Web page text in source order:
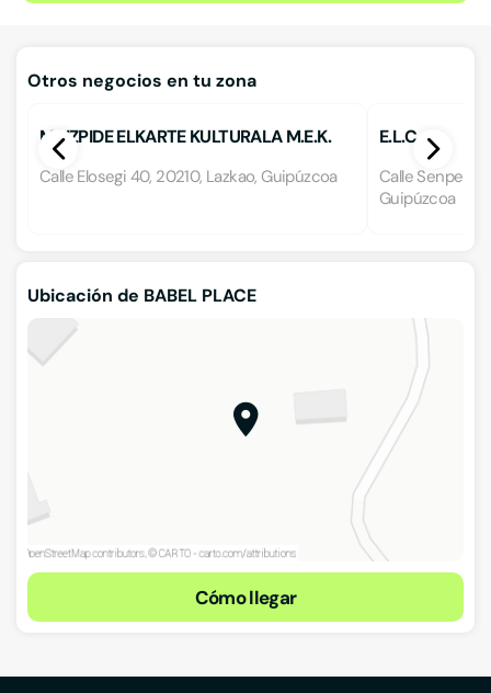
Otros negocios en tu zona
MAIZPIDE ELKARTE KULTURALA M.E.K.
Calle Elosegi 40, 20210, Lazkao, Guipúzcoa
E.L.C.
Calle Senpere
Guipúzcoa
Ubicación de BABEL PLACE
Cómo llegar